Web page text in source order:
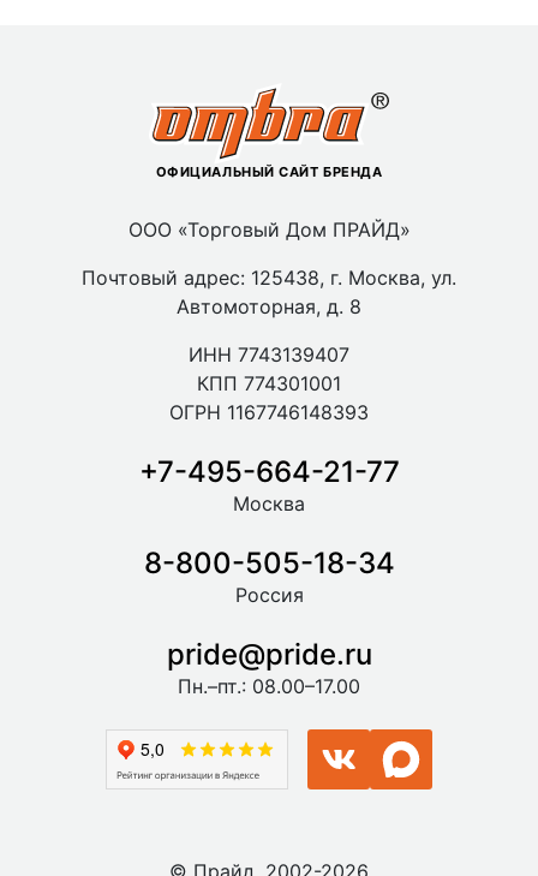
ОФИЦИАЛЬНЫЙ САЙТ БРЕНДА
ООО «Торговый Дом ПРАЙД»
Почтовый адрес: 125438, г. Москва, ул.
Автомоторная, д. 8
ИНН 7743139407
КПП 774301001
ОГРН 1167746148393
+7-495-664-21-77
Москва
8-800-505-18-34
Россия
pride@pride.ru
Пн.–пт.: 08.00–17.00